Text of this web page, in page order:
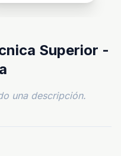
Superior -
una descripción.